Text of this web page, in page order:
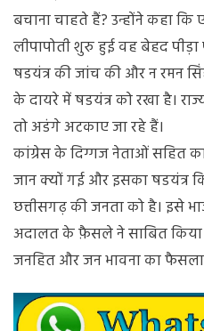
बचाना चाहते हैं? उन्होंने कहा
लीपापोती शुरु हुई वह बेहद
षडयंत्र की जांच की और न रमन
के दायरे में षडयंत्र को रखा है।
तो अडंगे अटकाए जा रहे हैं।
कांग्रेस के दिग्गज नेताओं सहित
जान क्यों गई और इसका षडयंत्र
छत्तीसगढ़ की जनता को है। इसे
अदालत के फ़ैसले ने साबित किया
जनहित और जन भावना का